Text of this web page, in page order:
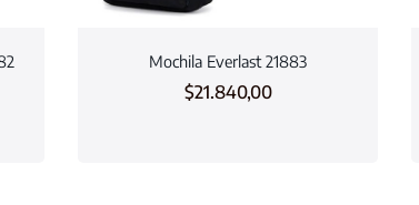
Mochila Everlast 21883
$21.840,00